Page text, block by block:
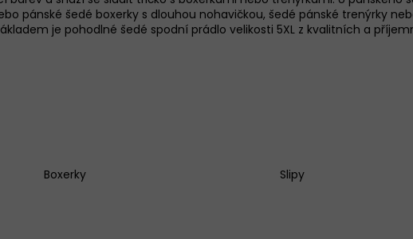
pánské šedé boxerky s dlouhou nohavičkou, šedé pánské trenýrky
je pohodlné šedé spodní prádlo velikosti 5XL z kvalitních a
Boxerky Slipy
KALHOTKY BAVLNĚNÉ 3679 LOVELYGIRL
TRENÝRKY CORNETTE